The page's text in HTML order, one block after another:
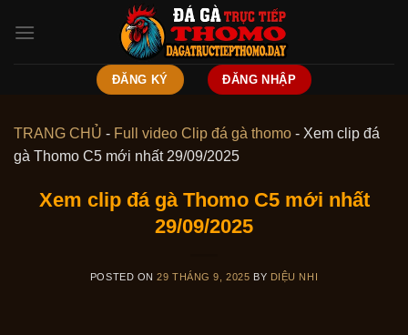
ĐĂNG KÝ ĐĂNG NHẬP
TRANG CHỦ - Full video Clip đá gà thomo - Xem clip đá
gà Thomo C5 mới nhất 29/09/2025
Xem clip đá gà Thomo C5 mới nhất
29/09/2025
POSTED ON29 THÁNG 9, 2025 BY DIỆU NHI